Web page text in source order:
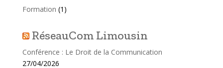
Formation (1)
RéseauCom Limousin
Conférence : Le Droit de la Communication
27/04/2026